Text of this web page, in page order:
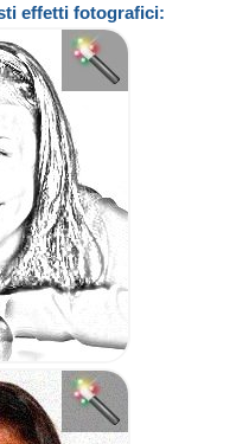
effetti fotografici: